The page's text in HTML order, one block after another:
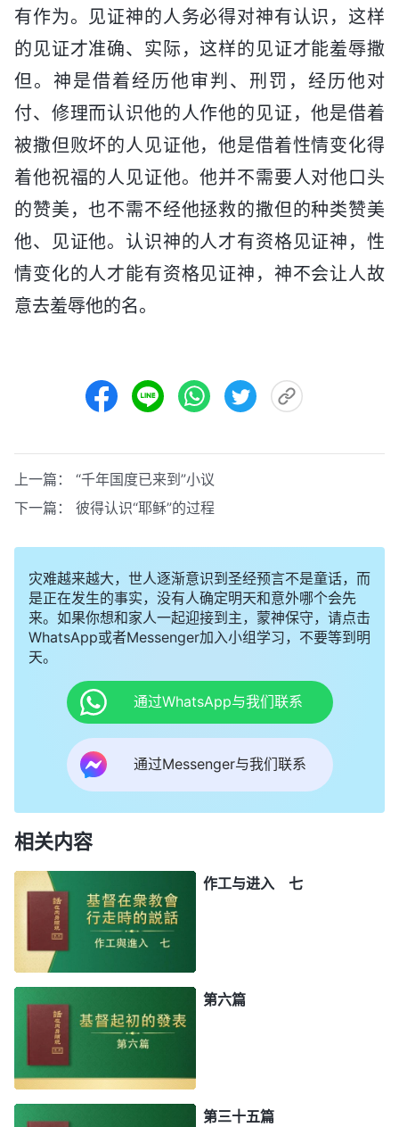
有作为。见证神的人务必得对神有认识，这样
的见证才准确、实际，这样的见证才能羞辱撒
但。神是借着经历他审判、刑罚，经历他对
付、修理而认识他的人作他的见证，他是借着
被撒但败坏的人见证他，他是借着性情变化得
着他祝福的人见证他。他并不需要人对他口头
的赞美，也不需不经他拯救的撒但的种类赞美
他、见证他。认识神的人才有资格见证神，性
情变化的人才能有资格见证神，神不会让人故
意去羞辱他的名。
上一篇： “千年国度已来到”小议
下一篇： 彼得认识“耶稣”的过程
灾难越来越大，世人逐渐意识到圣经预言不是童话，而
是正在发生的事实，没有人确定明天和意外哪个会先
来。如果你想和家人一起迎接到主，蒙神保守，请点击
WhatsApp或者Messenger加入小组学习，不要等到明
天。
通过WhatsApp与我们联系
通过Messenger与我们联系
相关内容
作工与进入 七
第六篇
第三十五篇